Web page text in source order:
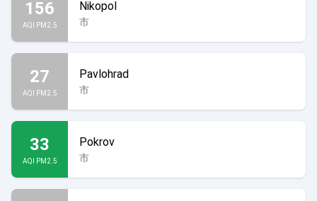
156
AQI PM2.5
Nikopol
市
27
AQI PM2.5
Pavlohrad
市
33
AQI PM2.5
Pokrov
市